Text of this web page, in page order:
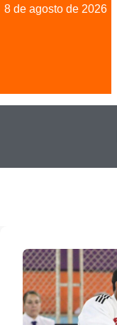
8 de agosto de 2026